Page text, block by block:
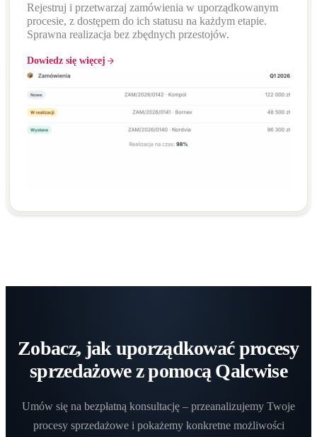
Rejestruj i przetwarzaj zamówienia w uporządkowanym
procesie, z dostępem do ich statusu na każdym etapie.
Sprawna realizacja bez zbędnych przestojów.
Dowiedz się więcej
Zobacz, jak uporządkować procesy
sprzedażowe z pomocą Qalcwise
Umów się na bezpłatną konsultację – przeanalizujemy Twoje
procesy sprzedażowe i pokażemy konkretne możliwości